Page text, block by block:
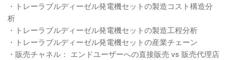
・トレーラブルディーゼル発電機セットの製造コスト構造分
析
・トレーラブルディーゼル発電機セットの製造工程分析
・トレーラブルディーゼル発電機セットの産業チェーン
・販売チャネル： エンドユーザーへの直接販売 vs 販売代理店